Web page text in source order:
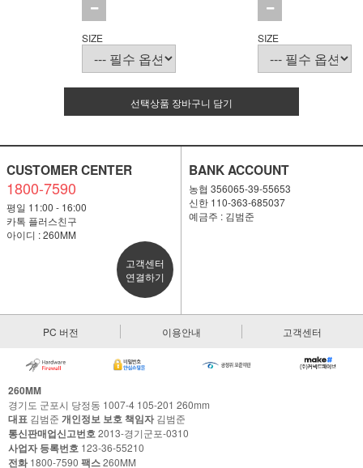
SIZE SIZE
선택상품 장바구니 담기
CUSTOMER CENTER
1800-7590
평일 11:00 - 16:00
카톡 플러스친구
아이디 : 260MM
고객센터
연결하기
BANK ACCOUNT
농협 356065-39-55653
신한 110-363-685037
예금주 : 김범준
PC 버전 이용안내 고객센터
260MM
경기도 군포시 당정동 1007-4 105-201 260mm
대표 김범준 개인정보 보호 책임자김범준
통신판매업신고번호2013-경기군포-0310
사업자 등록번호 123-36-55210
전화1800-7590 팩스260MM